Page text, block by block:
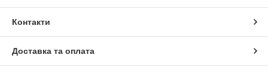
Контакти
Доставка та оплата